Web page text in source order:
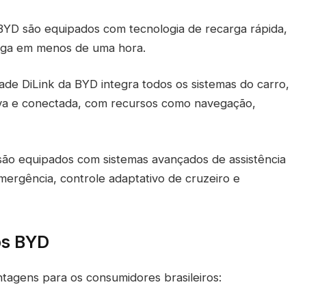
são equipados com tecnologia de recarga rápida,
em menos de uma hora.
DiLink da BYD integra todos os sistemas do carro,
e conectada, com recursos como navegação,
equipados com sistemas avançados de assistência
controle adaptativo de cruzeiro e
BYD
para os consumidores brasileiros: